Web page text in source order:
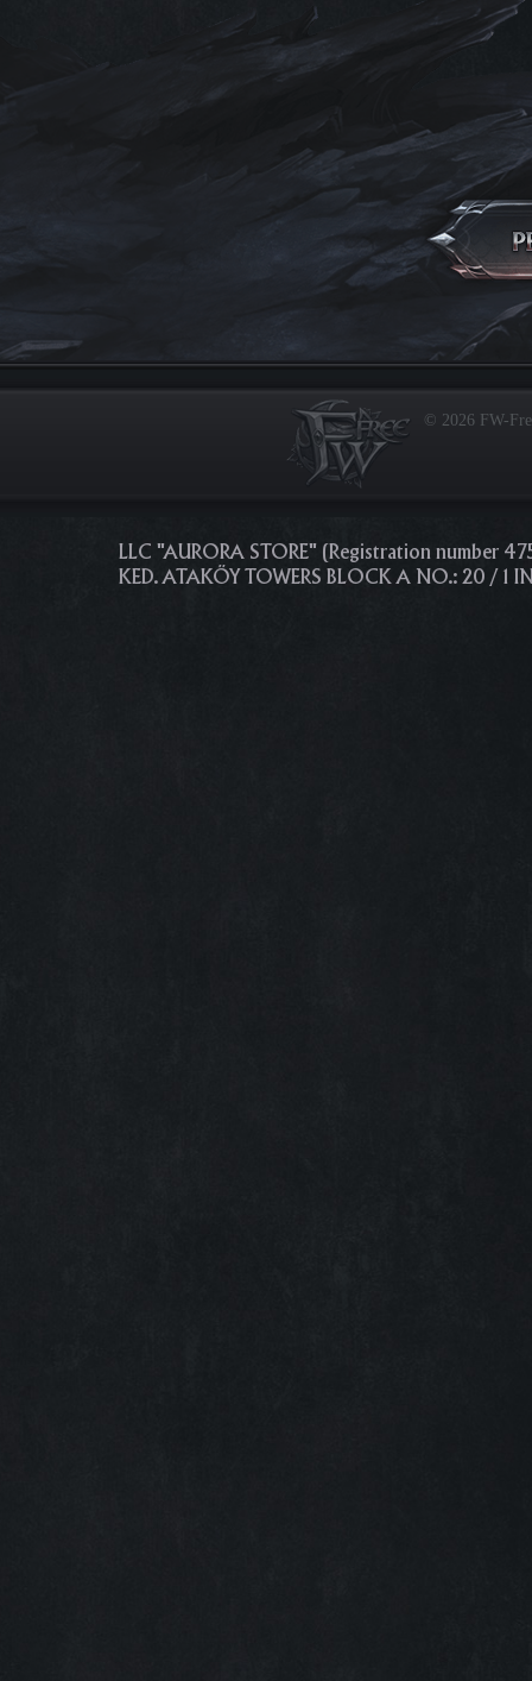
© 2026 FW-
LLC "AURORA STORE" (Registration number
KED. ATAKÖY TOWERS BLOCK A NO.: 20 / 1